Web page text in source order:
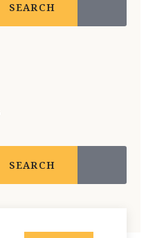
SEARCH
SEARCH